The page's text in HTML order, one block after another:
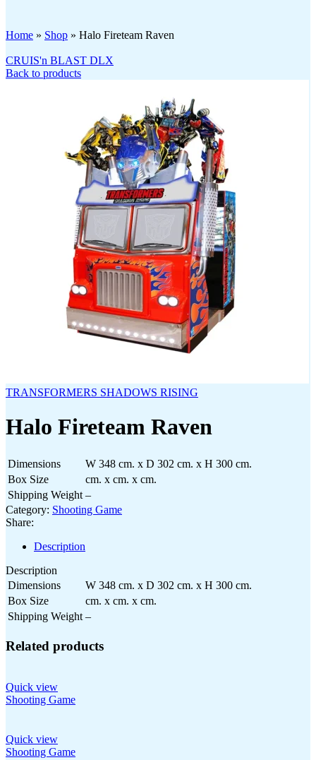
Home » Shop » Halo Fireteam Raven
CRUIS'n BLAST DLX
Back to products
TRANSFORMERS SHADOWS RISING
Halo Fireteam Raven
Dimensions
W 348 cm. x D 302 cm. x H 300 cm.
Box Size
cm. x cm. x cm.
Shipping Weight –
Category: Shooting Game
Share:
Description
Description
Dimensions
W 348 cm. x D 302 cm. x H 300 cm.
Box Size
cm. x cm. x cm.
Shipping Weight –
Related products
Quick view
Shooting Game
Quick view
Shooting Game